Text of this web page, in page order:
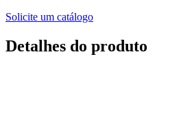
Solicite um catálogo
Detalhes do produto